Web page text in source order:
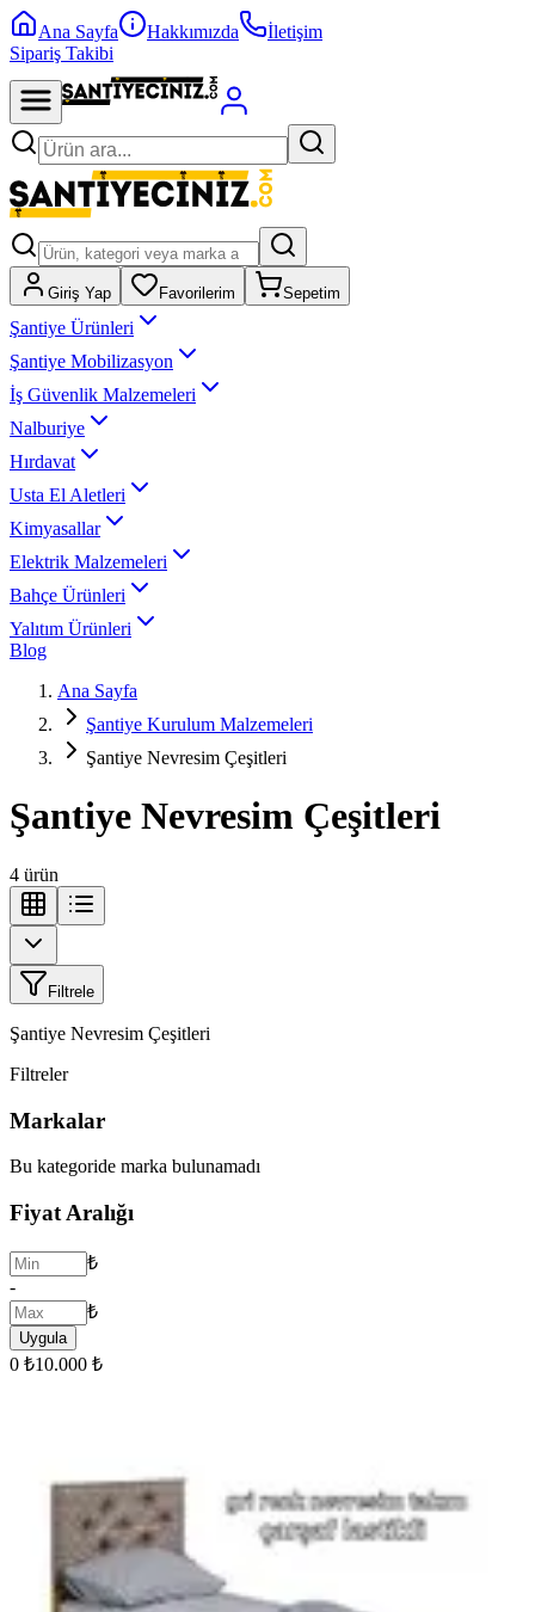
Ana Sayfa Hakkımızda
İletişim
Sipariş Takibi
Giriş Yap Favorilerim Sepetim
Şantiye Ürünleri
Şantiye Mobilizasyon
İş Güvenlik Malzemeleri
Nalburiye
Hırdavat
Usta El Aletleri
Kimyasallar
Elektrik Malzemeleri
Bahçe Ürünleri
Yalıtım Ürünleri
Blog
Ana Sayfa
Şantiye Kurulum Malzemeleri
Şantiye Nevresim Çeşitleri
Şantiye Nevresim Çeşitleri
4 ürün
Filtrele
Şantiye Nevresim Çeşitleri
Filtreler
Markalar
Bu kategoride marka bulunamadı
Fiyat Aralığı
₺
-
₺
Uygula
0 ₺10.000 ₺